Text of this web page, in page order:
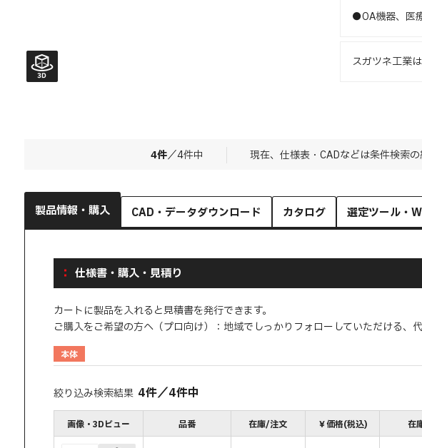
●OA機器、医
スガツネ工業
4件／4件中 現在、仕様表・CADなどは条件検索
製品情報・購入 CAD・データダウンロード カタログ 選定ツール・
仕様書・購入・見積り
カートに製品を入れると見積書を発行できます。
ご購入をご希望の方へ（プロ向け）：地域でしっかりフォローしていただける、
本体
絞り込み検索結果 4件／4件中
画像・3Dビュー 品番 在庫/注文 ￥価格(税込) 在